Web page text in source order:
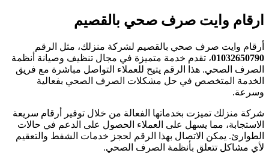
وايت صرف صحي بالقصيم
وايت صرف صحي بالقصيم لشركة منزلك، مثل الرقم
، تقدم خدمة متميزة في مجال تنظيف وصيانة أنظمة
الصحي. هذا الرقم يتيح للعملاء التواصل مباشرة مع فريق
المتخصص في حل مشكلات الصرف الصحي بفعالية
منزلك تميزت بخدماتها الفعالة من خلال توفير أرقام سريعة
مما يسهل على العملاء الحصول على الدعم في حالات
يمكن الاتصال بهذا الرقم لحجز خدمات الشفط والتعقيم
مشاكل تتعلق بأنظمة الصرف الصحي.